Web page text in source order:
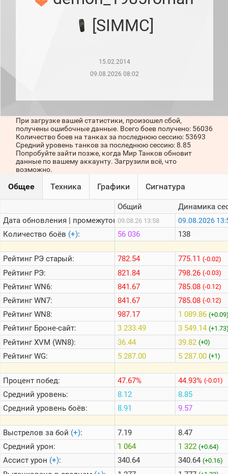
игроков
Кланы
Статистика
стримеров
Информация
Онлайн
Цветовая
шкала
Теlegram
ВК
Портал
Мира
Танков
[SIMMC]
15.02.2014
09.08.2026 08:02
При загрузке вашей статистики, произошел сбой,
получены ошибочные данные. Всего боев получено: 56036
Количество боев на танках за последнюю сессию: 53693
Средний уровень танков за последнюю сессию: 8.85
Попробуйте зайти позже, когда Мир Танков обновит
данные по вашему аккаунту. Загрузили всё, что
возможно.
Общее Техника Графики Сигнатура
Дата обновления | промежуток:
Количество боёв (+):
РейтингРЭ старый:
РейтингРЭ:
РейтингWN6:
РейтингWN7:
РейтингWN8:
РейтингБроне-сайт:
РейтингXVM (WN8):
РейтингWG:
Процент побед:
Средний уровень:
Средний уровень боёв:
Выстрелов за бой (+):
Средний урон:
Ассист урон (+):
Общий
09.08.26 13:58
56 036
782.54
821.84
841.67
841.67
987.17
3 233.49
36.44
5 287.00
47.67%
8.12
8.91
7.19
1 064
340.64
Динамика
09.08.2026
138
775.11 (-0.02)
798.26 (-0.03)
785.08 (-0.12)
785.08 (-0.12)
1 089.86
3 549.14
39.82 (+0)
5 287.00 (+1)
44.93% (-0.01)
8.85
9.57
8.47
1 322 (+0.64)
340.64 (+0.16)